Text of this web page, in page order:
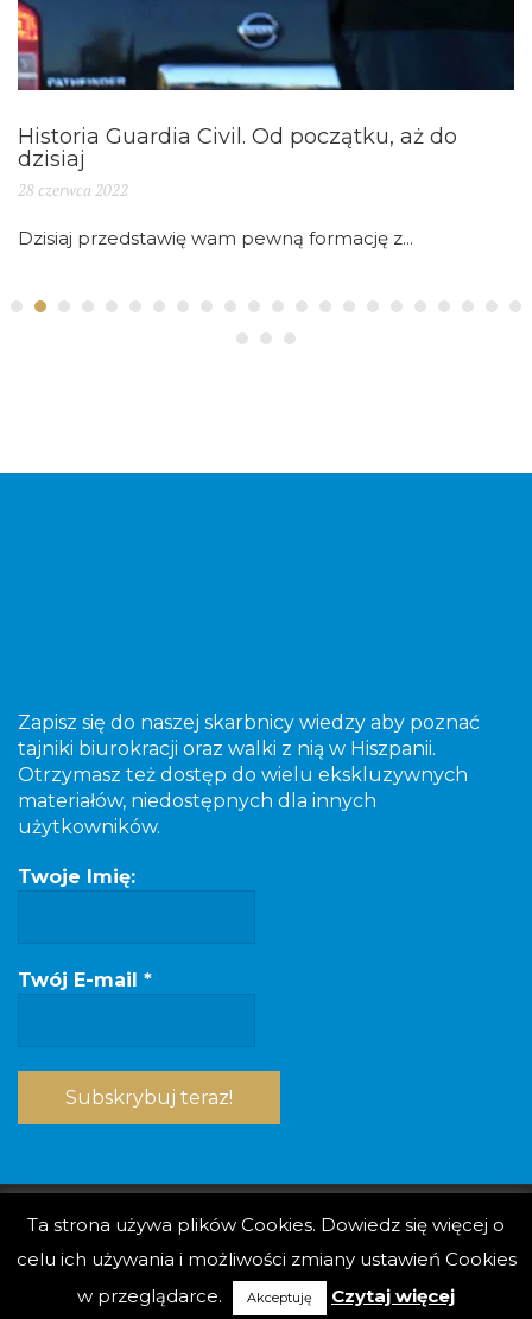
Historia Guardia Civil. Od początku, aż do
dzisiaj
28 czerwca 2022
Dzisiaj przedstawię wam pewną formację z...
Zapisz się do naszej skarbnicy wiedzy aby poznać
tajniki biurokracji oraz walki z nią w Hiszpanii.
Otrzymasz też dostęp do wielu ekskluzywnych
materiałów, niedostępnych dla innych
użytkowników.
Twoje Imię:
Twój E-mail *
Ta strona używa plików Cookies. Dowiedz się więcej o
celu ich używania i możliwości zmiany ustawień Cookies
w przeglądarce.
Akceptuję Czytaj więcej